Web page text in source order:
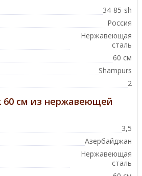
34-85-sh
Россия
Нержавеющая
сталь
60 см
Shampurs
2
60 см из нержавеющей
3,5
Азербайджан
Нержавеющая
сталь